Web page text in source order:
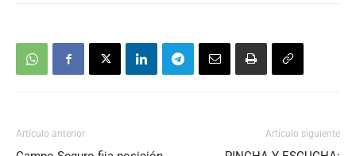
Artículo anterior Artículo siguiente